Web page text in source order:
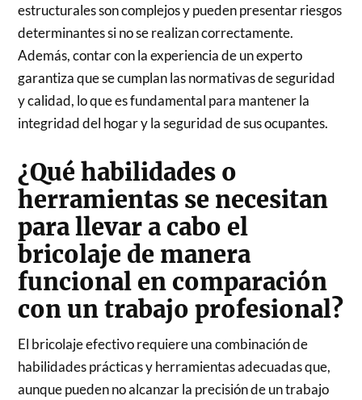
estructurales son complejos y pueden presentar riesgos
determinantes si no se realizan correctamente.
Además, contar con la experiencia de un experto
garantiza que se cumplan las normativas de seguridad
y calidad, lo que es fundamental para mantener la
integridad del hogar y la seguridad de sus ocupantes.
¿Qué habilidades o
herramientas se necesitan
para llevar a cabo el
bricolaje de manera
funcional en comparación
con un trabajo profesional?
El bricolaje efectivo requiere una combinación de
habilidades prácticas y herramientas adecuadas que,
aunque pueden no alcanzar la precisión de un trabajo